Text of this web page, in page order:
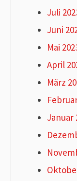
Juli
Juni
Mai
April
März
Januar